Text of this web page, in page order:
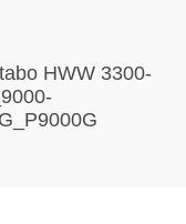
HWW 3300-